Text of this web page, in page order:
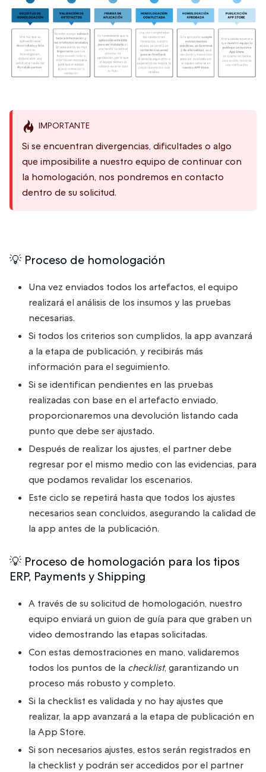
IMPORTANTE
Si se encuentran divergencias, dificultades o algo
que imposibilite a nuestro equipo de continuar con
la homologación, nos pondremos en contacto
dentro de su solicitud.
💡 Proceso de homologación
Una vez enviados todos los artefactos, el equipo
realizará el análisis de los insumos y las pruebas
necesarias.
Si todos los criterios son cumplidos, la app avanzará
a la etapa de publicación, y recibirás más
información para el seguimiento.
Si se identifican pendientes en las pruebas
realizadas con base en el artefacto enviado,
proporcionaremos una devolución listando cada
punto que debe ser ajustado.
Después de realizar los ajustes, el partner debe
regresar por el mismo medio con las evidencias, para
que podamos revalidar los escenarios.
Este ciclo se repetirá hasta que todos los ajustes
necesarios sean concluidos, asegurando la calidad de
la app antes de la publicación.
💡 Proceso de homologación para los tipos
ERP, Payments y Shipping
A través de su solicitud de homologación, nuestro
equipo enviará un guion de guía para que graben un
video demostrando las etapas solicitadas.
Con estas demostraciones en mano, validaremos
todos los puntos de la checklist, garantizando un
proceso más robusto y completo.
Si la checklist es validada y no hay ajustes que
realizar, la app avanzará a la etapa de publicación en
la App Store.
Si son necesarios ajustes, estos serán registrados en
la checklist y podrán ser accedidos por el partner